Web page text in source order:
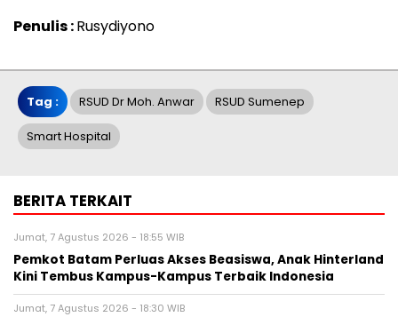
Penulis :Rusydiyono
Tag : RSUD Dr Moh. Anwar RSUD Sumenep
Smart Hospital
BERITA TERKAIT
Jumat, 7 Agustus 2026 - 18:55 WIB
Pemkot Batam Perluas Akses Beasiswa, Anak Hinterland
Kini Tembus Kampus-Kampus Terbaik Indonesia
Jumat, 7 Agustus 2026 - 18:30 WIB